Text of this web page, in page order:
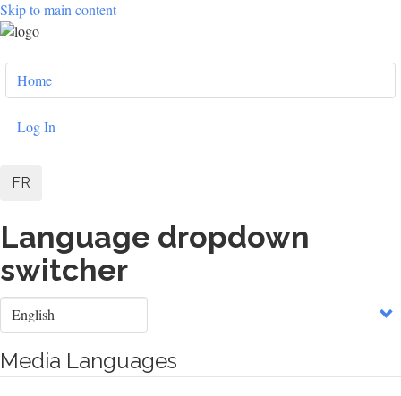
Skip to main content
User
account
menu
Home
Log In
FR
Language dropdown
switcher
Select
your
Media Languages